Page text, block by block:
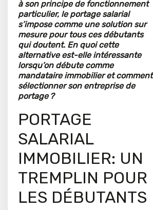
à son principe de fonctionnement
particulier, le portage salarial
s’impose comme une solution sur
mesure pour tous ces débutants
qui doutent. En quoi cette
alternative est-elle intéressante
lorsqu’on débute comme
mandataire immobilier et comment
sélectionner son entreprise de
portage ?
PORTAGE
SALARIAL
IMMOBILIER: UN
TREMPLIN POUR
LES DÉBUTANTS